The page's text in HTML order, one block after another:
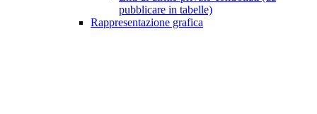
pubblicare in tabelle)
Rappresentazione grafica